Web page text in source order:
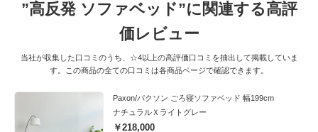
”高反発 ソファベッド”に関連する高評
価レビュー
当社が収集した口コミのうち、☆4以上の高評価口コミを抽出して掲載していま
す。この商品の全ての口コミは各商品ページで確認できます。
Paxon/パクソン ごろ寝ソファベッド 幅199cm
ナチュラルＸライトグレー
￥218,000